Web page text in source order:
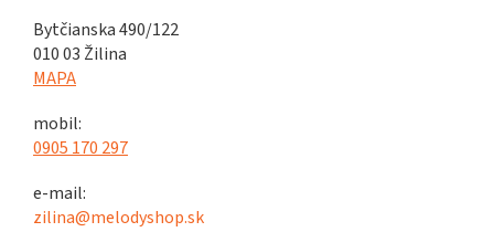
Bytčianska 490/122
010 03 Žilina
MAPA
mobil:
0905 170 297
e-mail:
zilina@melodyshop.sk